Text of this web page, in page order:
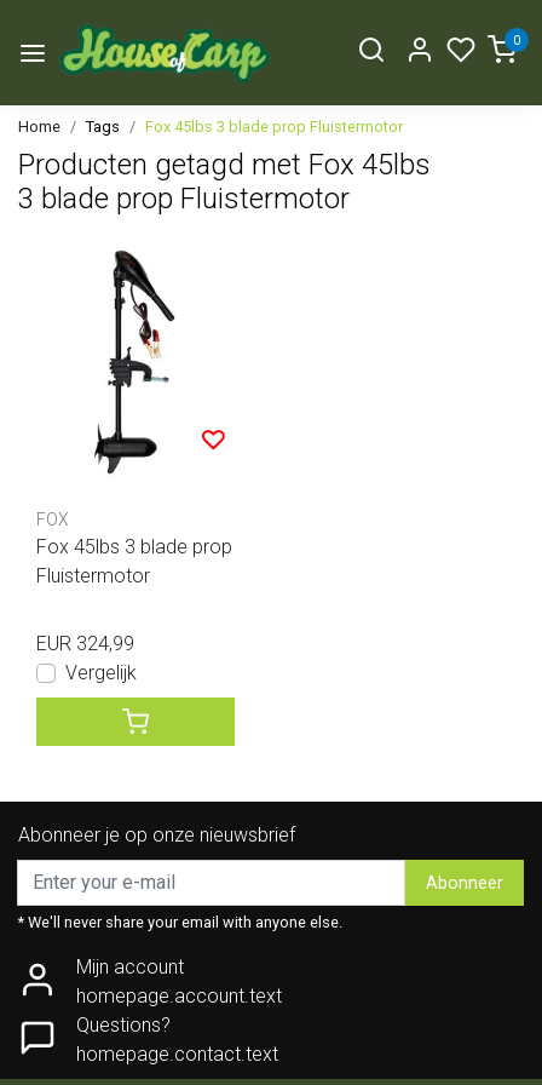
0
Home Tags Fox 45lbs 3 blade prop Fluistermotor
Producten getagd met Fox 45lbs
3 blade prop Fluistermotor
FOX
Fox 45lbs 3 blade prop
Fluistermotor
EUR 324,99
Vergelijk
Abonneer je op onze nieuwsbrief
Abonneer
* We'll never share your email with anyone else.
Mijn account
homepage.account.text
Questions?
homepage.contact.text